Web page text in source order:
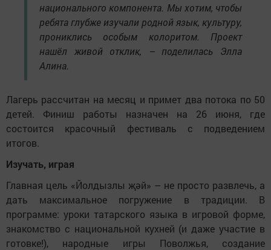
национального компонента. Мы хотим, чтобы
ребята глубже изучали родной язык, культуру,
прониклись особым колоритом. Проект
нашёл живой отклик, – поделилась Элла
Алина.
Лагерь рассчитан на месяц и примет два потока по 50
детей. Финиш работы назначен на 26 июня, где
состоится красочный фестиваль с подведением
итогов.
Изучать, играя
Главная цель «Йолдызлы җәй» – не просто развлечь, а
дать максимальное погружение в традиции. В
программе: уроки татарского языка в игровой форме,
знакомство с национальной кухней (и даже участие в
готовке!), народные игры Поволжья, создание